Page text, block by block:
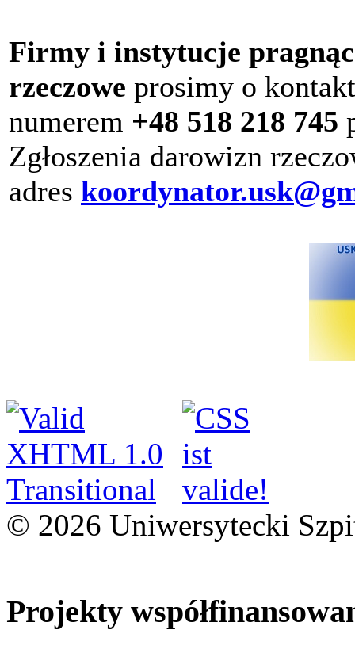
Firmy i instytucje
rzeczowe prosimy o
numerem +48 518 218 745
Zgłoszenia darowizn
adres
© 2026 Uniwersytecki
Projekty